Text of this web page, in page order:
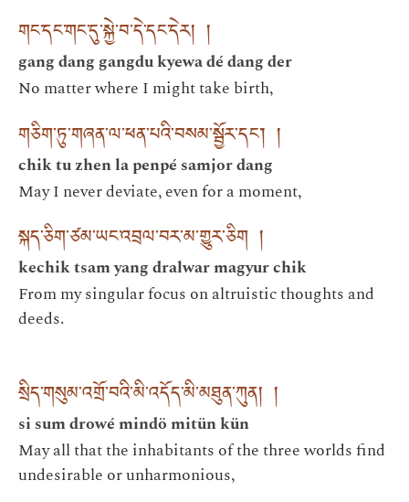
གང་དང་གང་དུ་སྐྱེ་བ་དེ་དང་དེར། །
gang dang gangdu kyewa dé dang der
No matter where I might take birth,
གཅིག་ཏུ་གཞན་ལ་ཕན་པའི་བསམ་སྦྱོར་དང་། །
chik tu zhen la penpé samjor dang
May I never deviate, even for a moment,
སྐད་ཅིག་ཙམ་ཡང་འབྲལ་བར་མ་གྱུར་ཅིག །
kechik tsam yang dralwar magyur chik
From my singular focus on altruistic thoughts and
deeds.
སྲིད་གསུམ་འགྲོ་བའི་མི་འདོད་མི་མཐུན་ཀུན། །
si sum drowé mindö mitün kün
May all that the inhabitants of the three worlds find
undesirable or unharmonious,